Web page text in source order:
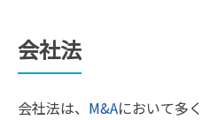
会社法
会社法は、 M&Aにおいて多